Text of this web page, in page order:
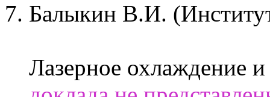
Балыкин В.И.
Лазерное охлаждение